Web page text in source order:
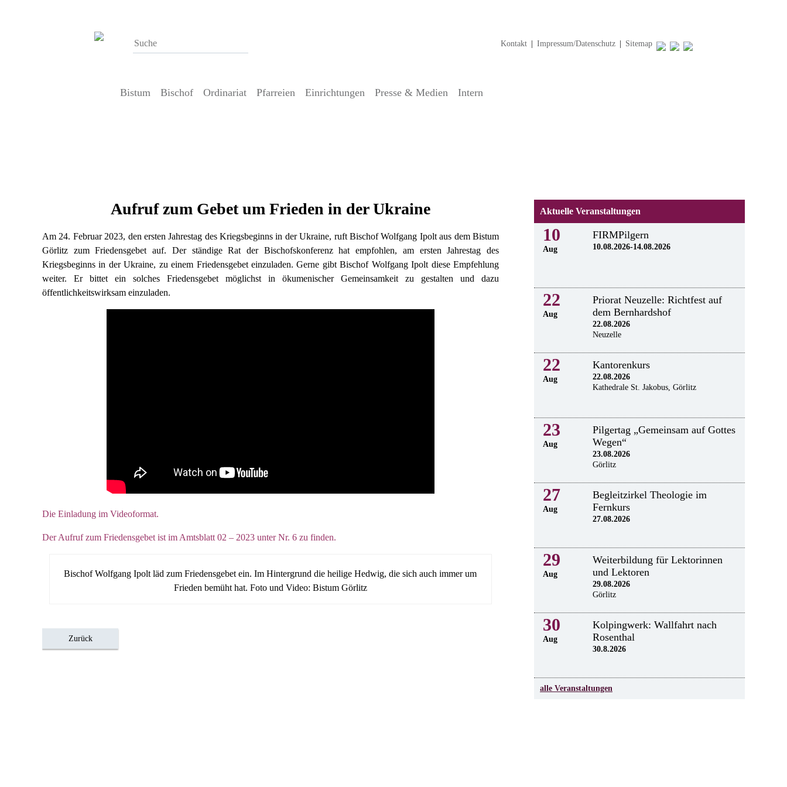
Kontakt Impressum/Datenschutz Sitemap
Bistum Bischof Ordinariat Pfarreien Einrichtungen Presse & Medien Intern
Aufruf zum Gebet um Frieden in der Ukraine
Am 24. Februar 2023, den ersten Jahrestag des Kriegsbeginns in der Ukraine, ruft Bischof Wolfgang Ipolt aus dem Bistum
Görlitz zum Friedensgebet auf. Der ständige Rat der Bischofskonferenz hat empfohlen, am ersten Jahrestag des
Kriegsbeginns in der Ukraine, zu einem Friedensgebet einzuladen. Gerne gibt Bischof Wolfgang Ipolt diese Empfehlung
weiter. Er bittet ein solches Friedensgebet möglichst in ökumenischer Gemeinsamkeit zu gestalten und dazu
öffentlichkeitswirksam einzuladen.
Die Einladung im Videoformat.
Der Aufruf zum Friedensgebet ist im Amtsblatt 02 – 2023 unter Nr. 6 zu finden.
Bischof Wolfgang Ipolt läd zum Friedensgebet ein. Im Hintergrund die heilige Hedwig, die sich auch immer um
Frieden bemüht hat. Foto und Video: Bistum Görlitz
Zurück
Aktuelle Veranstaltungen
10
Aug
FIRMPilgern
10.08.2026-14.08.2026
22
Aug
Priorat Neuzelle: Richtfest auf
dem Bernhardshof
22.08.2026
Neuzelle
22
Aug
Kantorenkurs
22.08.2026
Kathedrale St. Jakobus, Görlitz
23
Aug
Pilgertag „Gemeinsam auf Gottes
Wegen“
23.08.2026
Görlitz
27
Aug
Begleitzirkel Theologie im
Fernkurs
27.08.2026
29
Aug
Weiterbildung für Lektorinnen
und Lektoren
29.08.2026
Görlitz
30
Aug
Kolpingwerk: Wallfahrt nach
Rosenthal
30.8.2026
alle Veranstaltungen